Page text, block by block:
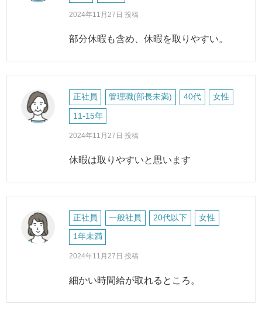
2024年11月27日 投稿
部分休暇も含め、休暇を取りやすい。
正社員 管理職(部長未満) 40代 女性
11-15年
2024年11月27日 投稿
休暇は取りやすいと思います
正社員 一般社員 20代以下 女性
1年未満
2024年11月27日 投稿
細かい時間給が取れるところ。